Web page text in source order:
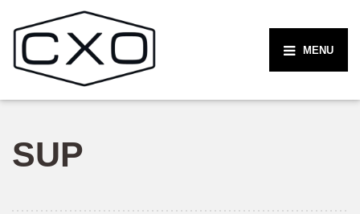
MENU
SUP